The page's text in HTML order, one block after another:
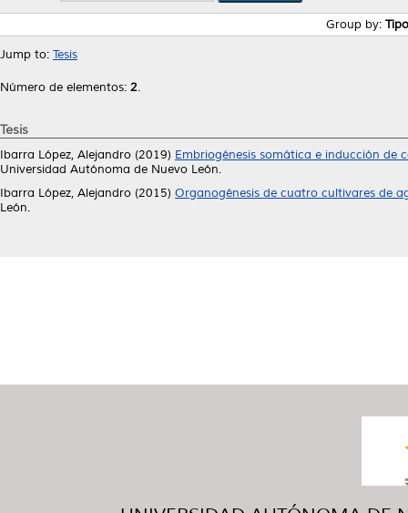
Group by:
Jump to: Tesis
Número de elementos: 2.
Tesis
Ibarra López, Alejandro (2019) Embriogénesis somática e inducción de
Universidad Autónoma de Nuevo León.
Ibarra López, Alejandro (2015) Organogénesis de cuatro cultivares de
León.